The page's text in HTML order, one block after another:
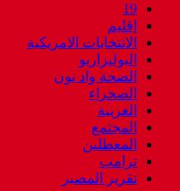
19
إقليم
الانتخابات الامريكية
البوليزاريو
الصحة واد نون
الصحراء
الغربية
المجتمع
المعطلين
ترامب
تقرير المصير